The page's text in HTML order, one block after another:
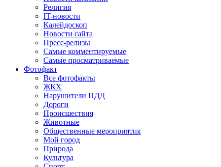
Религия
IT-новости
Калейдоскоп
Новости сайта
Пресс-релизы
Самые комментируемые
Самые просматриваемые
Фотофакт
Все фотофакты
ЖКХ
Нарушители ПДД
Дороги
Происшествия
Животные
Общественные мероприятия
Мой город
Природа
Культура